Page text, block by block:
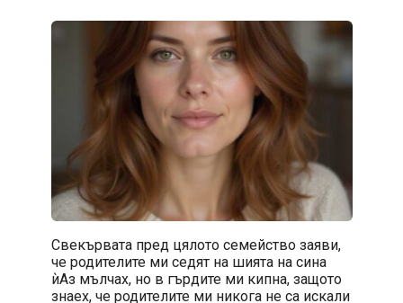
Свекървата пред цялото семейство заяви,
че родителите ми седят на шията на сина
ѝАз мълчах, но в гърдите ми кипна, защото
знаех, че родителите ми никога не са искали